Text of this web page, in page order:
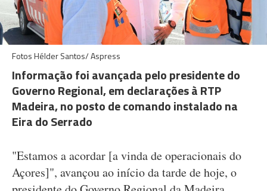
Fotos Hélder Santos/ Aspress
Informação foi avançada pelo presidente do
Governo Regional, em declarações à RTP
Madeira, no posto de comando instalado na
Eira do Serrado
"Estamos a acordar [a vinda de operacionais do
Açores]", avançou ao início da tarde de hoje, o